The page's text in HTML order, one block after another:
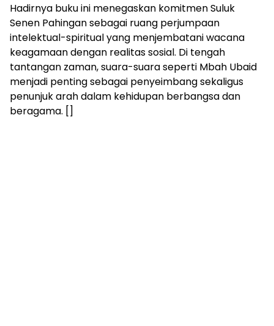
Hadirnya buku ini menegaskan komitmen Suluk
Senen Pahingan sebagai ruang perjumpaan
intelektual-spiritual yang menjembatani wacana
keagamaan dengan realitas sosial. Di tengah
tantangan zaman, suara-suara seperti Mbah Ubaid
menjadi penting sebagai penyeimbang sekaligus
penunjuk arah dalam kehidupan berbangsa dan
beragama. []